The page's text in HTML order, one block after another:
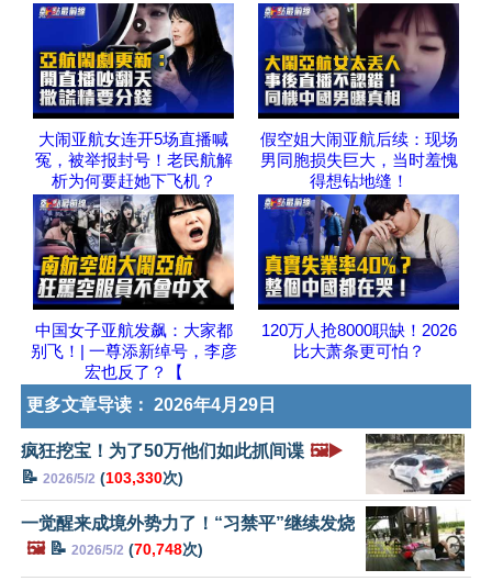
大闹亚航女连开5场直播喊
冤，被举报封号！老民航解
析为何要赶她下飞机？
假空姐大闹亚航后续：现场
男同胞损失巨大，当时羞愧
得想钻地缝！
中国女子亚航发飙：大家都
别飞！| 一尊添新绰号，李彦
宏也反了？【
120万人抢8000职缺！2026
比大萧条更可怕？
更多文章导读： 2026年4月29日
疯狂挖宝！为了50万他们如此抓间谍 🖼️▶️
📝 2026/5/2 (103,330次)
一觉醒来成境外势力了！“习禁平”继续发烧
🖼️📝 2026/5/2 (70,748次)